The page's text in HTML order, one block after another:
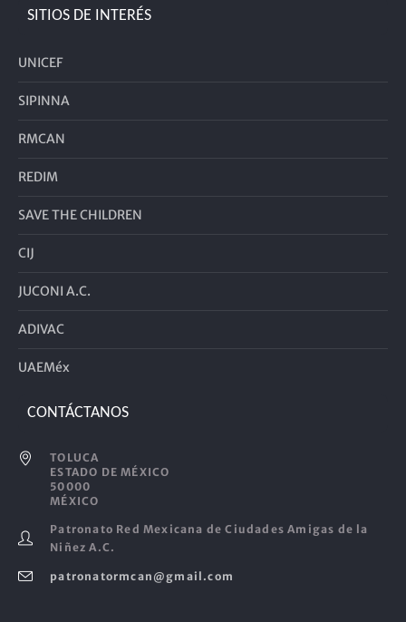
SITIOS DE INTERÉS
UNICEF
SIPINNA
RMCAN
REDIM
SAVE THE CHILDREN
CIJ
JUCONI A.C.
ADIVAC
UAEMéx
CONTÁCTANOS
TOLUCA
ESTADO DE MÉXICO
50000
MÉXICO
Patronato Red Mexicana de Ciudades Amigas de la
Niñez A.C.
patronatormcan@gmail.com